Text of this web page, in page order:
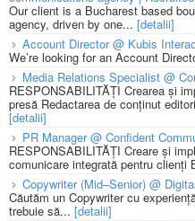
Our client is a Bucharest based
agency, driven by one... [detalii]
Account Director @ Kubis
We’re looking for an Account
Media Relations Specialist @
RESPONSABILITĂȚI Crearea și
presă Redactarea de conținut
[detalii]
PR Manager @ Confident
RESPONSABILITĂȚI Creare și
comunicare integrată pentru
Copywriter (Mid–Senior) @
Căutăm un Copywriter cu
trebuie să... [detalii]